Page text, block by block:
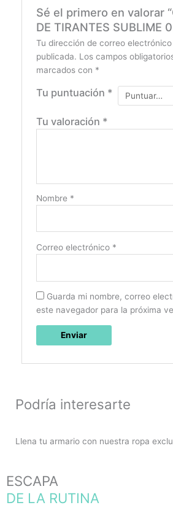
Sé el primero en valorar
DE TIRANTES SUBLIME
Tu dirección de correo electrónico
publicada. Los campos
marcados con *
Tu puntuación *
Tu valoración *
Nombre *
Correo electrónico *
Guarda mi nombre, correo
este navegador para la próxima
Podría interesarte
Llena tu armario con nuestra ropa
ESCAPA
DE LA RUTINA